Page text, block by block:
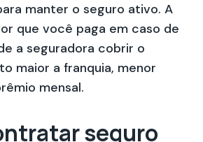
manter o seguro ativo. A
que você paga em caso de
a seguradora cobrir o
maior a franquia, menor
mensal.
seguro